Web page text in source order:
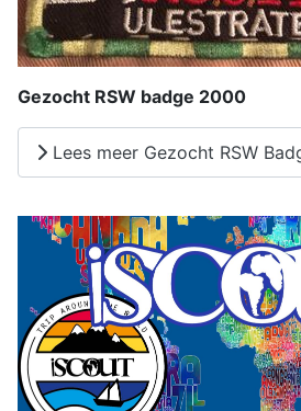
Gezocht RSW badge 2000
Lees meer Gezocht RSW